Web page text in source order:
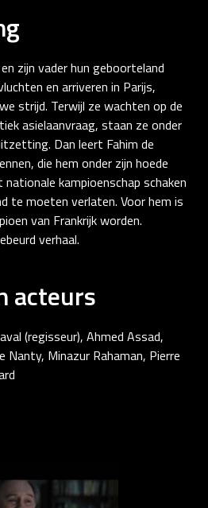
zijn vader hun geboorteland
en arriveren in Parijs,
strijd. Terwijl ze wachten op de
asielaanvraag, staan ze onder
Dan leert Fahim de
die hem onder zijn hoede
kampioenschap schaken
te moeten verlaten. Voor hem is
van Frankrijk worden.
verhaal.
acteurs
(regisseur), Ahmed Assad,
Nanty, Minazur Rahaman, Pierre